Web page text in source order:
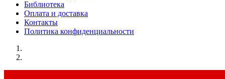
Библиотека
Оплата и доставка
Контакты
Политика конфиденциальности